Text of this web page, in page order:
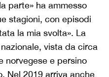
parte» ha ammesso
stagioni, con episodi
la mia svolta». La
vista da circa
norvegese e persino
Nel 2019 arriva anche